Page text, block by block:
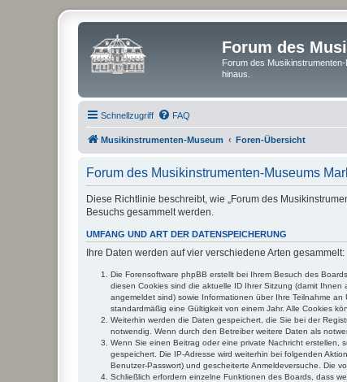
Forum des
Forum des
hinaus.
Schnellzugriff FAQ
Musikinstrumenten-Museum Foren-Übersicht
Forum des Musikinstrumenten-Museums
Diese Richtlinie beschreibt, wie „Forum des
Besuchs gesammelt werden.
UMFANG UND ART DER DATENSPEICHERUNG
Ihre Daten werden auf vier verschiedene Arten gesammelt:
Die Forensoftware phpBB erstellt bei Ihrem Besuch des
diesen Cookies sind die aktuelle ID Ihrer Sitzung (damit
angemeldet sind) sowie Informationen über Ihre Teilnahme
standardmäßig eine Gültigkeit von einem Jahr. Alle Cookies
Weiterhin werden die Daten gespeichert, die Sie bei der
notwendig. Wenn durch den Betreiber weitere Daten als
Wenn Sie einen Beitrag oder eine private Nachricht erstellen,
gespeichert. Die IP-Adresse wird weiterhin bei folgenden
Benutzer-Passwort) und gescheiterte Anmeldeversuche. Die
Schließlich erfordern einzelne Funktionen des Boards, dass